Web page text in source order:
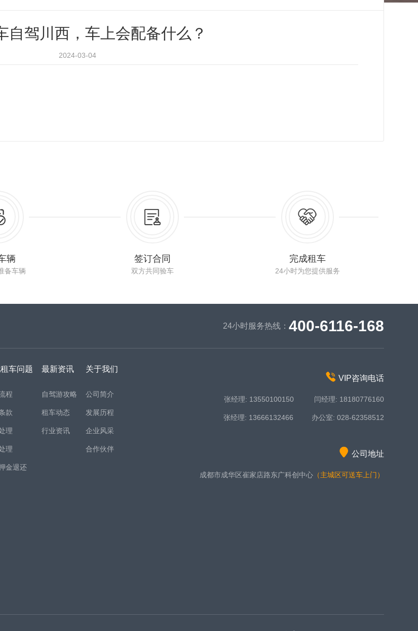
自驾川西，车上会配备什么？
2024-03-04
辆
备车辆
签订合同
双方共同验车
完成租车
24小时为您提供服务
24小时服务热线： 400-6116-168
车问题
程
款
理
理
金退还
最新资讯
自驾游攻略
租车动态
行业资讯
关于我们
公司简介
发展历程
企业风采
合作伙伴
VIP咨询电话
张经理: 13550100150 闫经理: 18180776160
张经理: 13666132466 办公室: 028-62358512
公司地址
成都市成华区崔家店路东广科创中心 （主城区可送车上门）